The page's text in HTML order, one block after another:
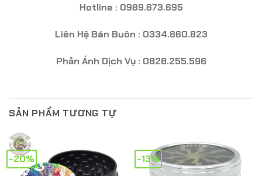
Hotline : 0989.673.695
Liên Hệ Bán Buôn : 0334.860.823
Phản Ánh Dịch Vụ : 0828.255.596
SẢN PHẨM TƯƠNG TỰ
-20% -13%